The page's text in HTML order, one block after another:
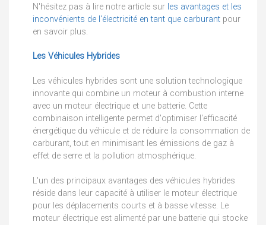
N'hésitez pas à lire notre article sur les avantages et les
inconvénients de l'électricité en tant que carburant pour
en savoir plus.
Les Véhicules Hybrides
Les véhicules hybrides sont une solution technologique
innovante qui combine un moteur à combustion interne
avec un moteur électrique et une batterie. Cette
combinaison intelligente permet d'optimiser l'efficacité
énergétique du véhicule et de réduire la consommation de
carburant, tout en minimisant les émissions de gaz à
effet de serre et la pollution atmosphérique.
L'un des principaux avantages des véhicules hybrides
réside dans leur capacité à utiliser le moteur électrique
pour les déplacements courts et à basse vitesse. Le
moteur électrique est alimenté par une batterie qui stocke